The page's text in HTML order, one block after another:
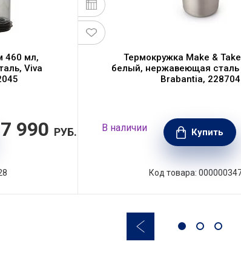
460 мл,
Viva
7 990 РУБ.
Термокружка Make &
белый, нержавеющая сталь
Brabantia, 228704
В наличии Купить
Код товара: